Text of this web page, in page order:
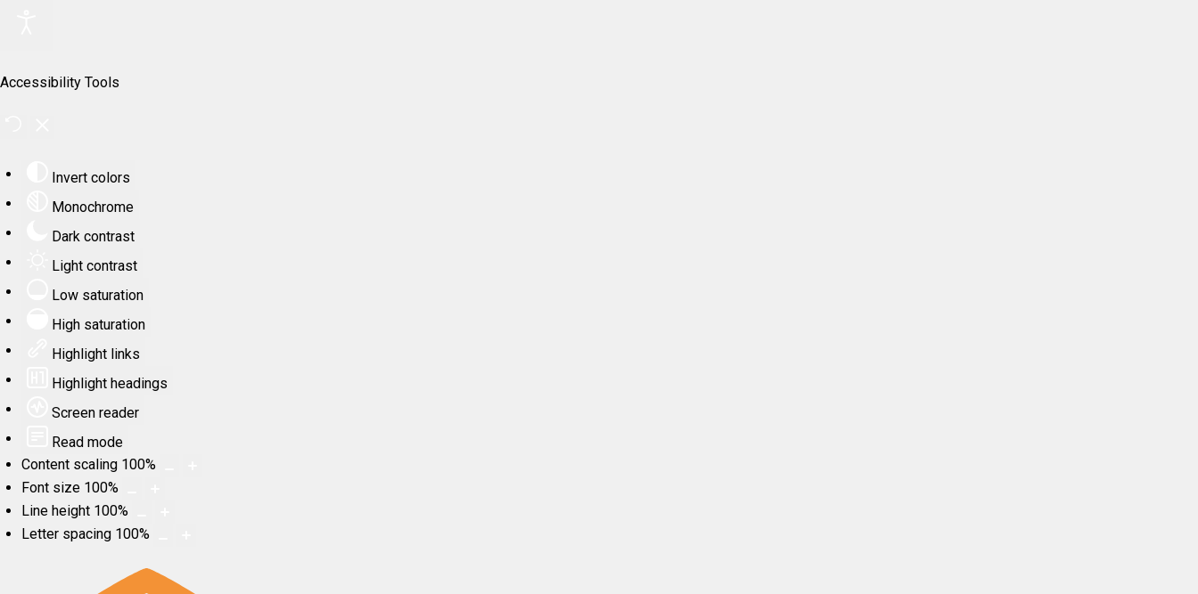
Accessibility Tools
Invert colors
Monochrome
Dark contrast
Light contrast
Low saturation
High saturation
Highlight links
Highlight headings
Screen reader
Read mode
Content scaling 100%
Font size 100%
Line height 100%
Letter spacing 100%